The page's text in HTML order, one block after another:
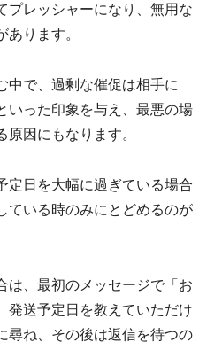
プレッシャーになり、無用な
あります。
中で、過剰な催促は相手に
いった印象を与え、最悪の場
因にもなります。
定日を大幅に過ぎている場合
ている時のみにとどめるのが
は、最初のメッセージで「お
発送予定日を教えていただけ
尋ね、その後は返信を待つの